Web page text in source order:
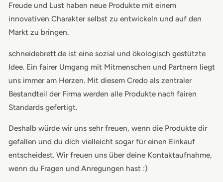
Freude und Lust haben neue Produkte mit einem
innovativen Charakter selbst zu entwickeln und auf den
Markt zu bringen.
schneidebrett.de ist eine sozial und ökologisch gestützte
Idee. Ein fairer Umgang mit Mitmenschen und Partnern liegt
uns immer am Herzen. Mit diesem Credo als zentraler
Bestandteil der Firma werden alle Produkte nach fairen
Standards gefertigt.
Deshalb würde wir uns sehr freuen, wenn die Produkte dir
gefallen und du dich vielleicht sogar für einen Einkauf
entscheidest. Wir freuen uns über deine Kontaktaufnahme,
wenn du Fragen und Anregungen hast :)